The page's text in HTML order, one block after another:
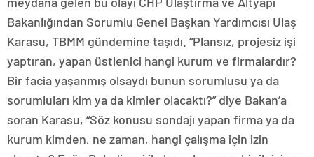
Bakanlığından Sorumlu Genel Başkan Yardımcısı Ulaş
Karasu, TBMM gündemine taşıdı. “Plansız, projesiz işi
yaptıran, yapan üstlenici hangi kurum ve firmalardır?
Bir facia yaşanmış olsaydı bunun sorumlusu ya da
sorumluları kim ya da kimler olacaktı?” diye Bakan’a
soran Karasu, “Söz konusu sondajı yapan firma ya da
kurum kimden, ne zaman, hangi çalışma için izin